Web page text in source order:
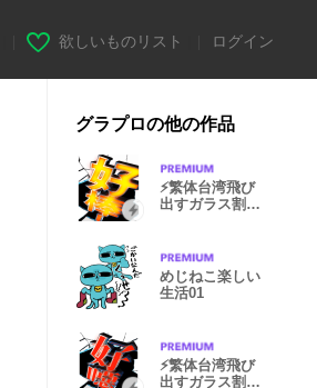
欲しいものリスト ログイン
グラプロの他の作品
⚡繁体台湾飛び
出すガラス割れ
めじねこ楽しい
生活01
⚡繁体台湾飛び
出すガラス割れ